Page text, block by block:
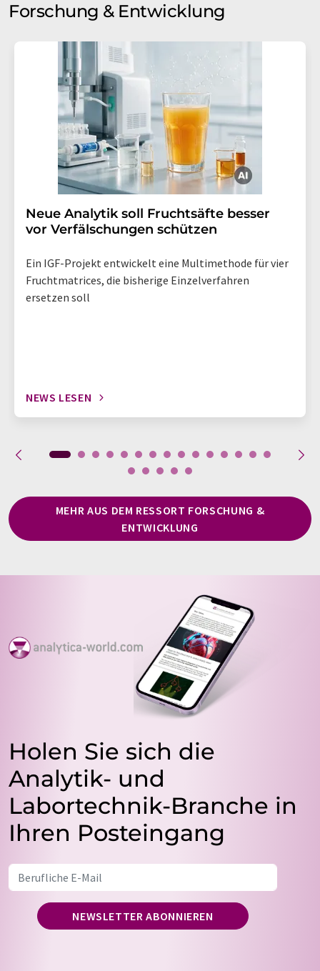
Forschung & Entwicklung
Neue Analytik soll Fruchtsäfte besser
vor Verfälschungen schützen
Ein IGF-Projekt entwickelt eine Multimethode für vier
Fruchtmatrices, die bisherige Einzelverfahren
ersetzen soll
NEWS LESEN
MEHR AUS DEM RESSORT FORSCHUNG &
ENTWICKLUNG
Holen Sie sich die
Analytik- und
Labortechnik-Branche in
Ihren Posteingang
NEWSLETTER ABONNIEREN